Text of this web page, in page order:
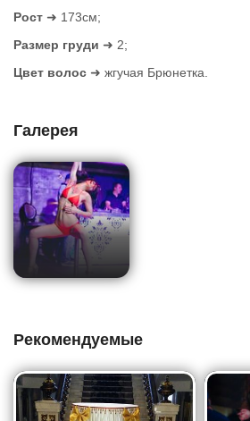
Рост ➜ 173см;
Размер груди ➜ 2;
Цвет волос ➜ жгучая Брюнетка.
Галерея
Рекомендуемые